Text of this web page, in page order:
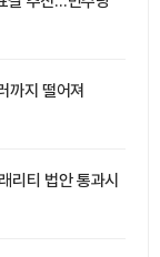
까지 떨어져
리티 법안 통과시